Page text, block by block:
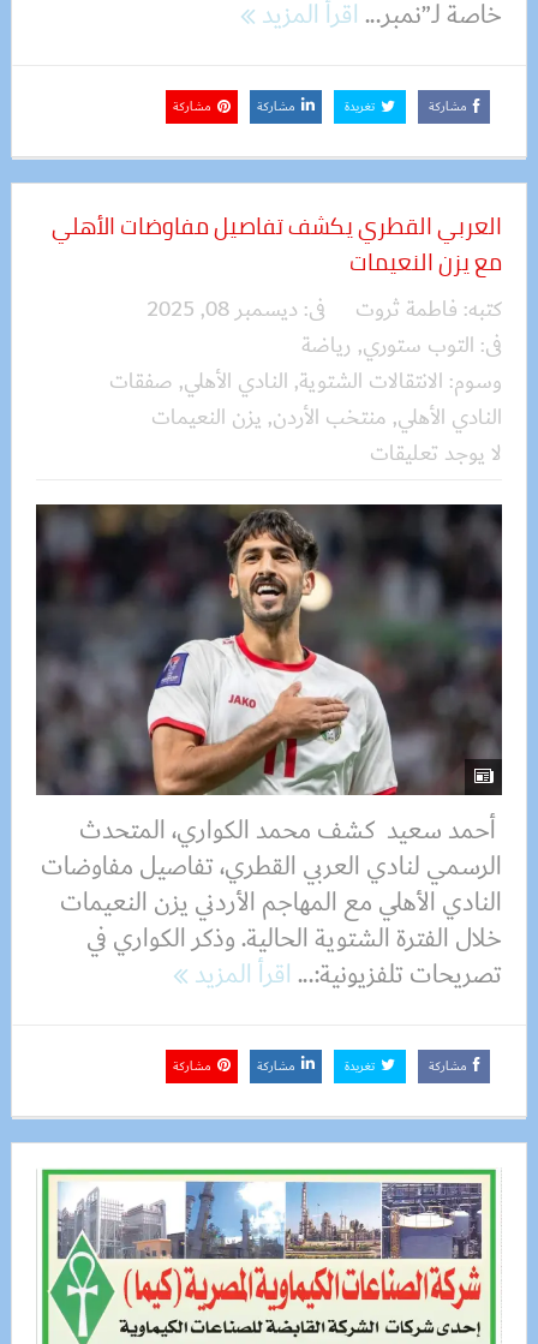
خاصة لـ”نمبر...اقرأ المزيد
مشاركة تغريدة مشاركة مشاركة
العربي القطري يكشف تفاصيل مفاوضات الأهلي
مع يزن النعيمات
كتبه: فاطمة ثروت فى: ديسمبر 08, 2025
فى: التوب ستوري, رياضة
وسوم: الانتقالات الشتوية, النادي الأهلي, صفقات
النادي الأهلي, منتخب الأردن, يزن النعيمات
لا يوجد تعليقات
أحمد سعيد كشف محمد الكواري، المتحدث
الرسمي لنادي العربي القطري، تفاصيل مفاوضات
النادي الأهلي مع المهاجم الأردني يزن النعيمات
خلال الفترة الشتوية الحالية. وذكر الكواري في
تصريحات تلفزيونية:...اقرأ المزيد
مشاركة تغريدة مشاركة مشاركة